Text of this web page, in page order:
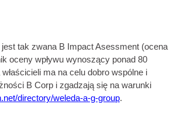
tak zwana B Impact Asessment (ocena
oceny wpływu wynoszący ponad 80
ma na celu dobro wspólne i
B Corp i zgadzają się na warunki
directory/weleda-a-g-group.